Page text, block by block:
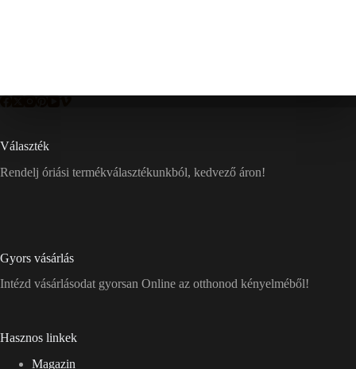
Választék
Rendelj óriási termékválasztékunkból, kedvező áron!
Gyors vásárlás
Intézd vásárlásodat gyorsan Online az otthonod kényelméből!
Hasznos linkek
Magazin